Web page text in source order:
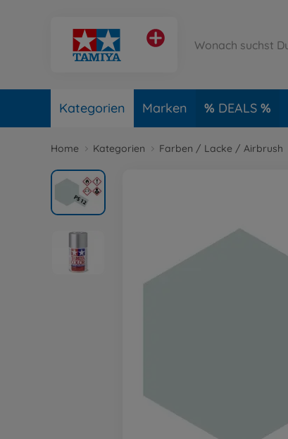
Kategorien Marken DEALS
Home Kategorien Farben / Lacke / Airbrush